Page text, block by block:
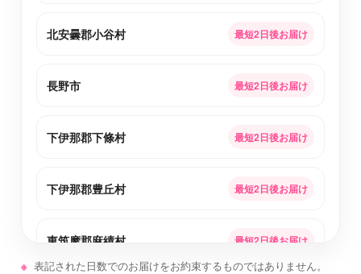
北安曇郡小谷村 最短2日後お届け
長野市 最短2日後お届け
下伊那郡下條村 最短2日後お届け
下伊那郡豊丘村 最短2日後お届け
東筑摩郡麻績村 最短2日後お届け
表記された日数でのお届けをお約束するものではありません。